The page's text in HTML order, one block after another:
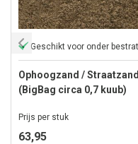
Ophoogzand / Straatzand
(BigBag circa 0,7 kuub)
Prijs per stuk
63,95